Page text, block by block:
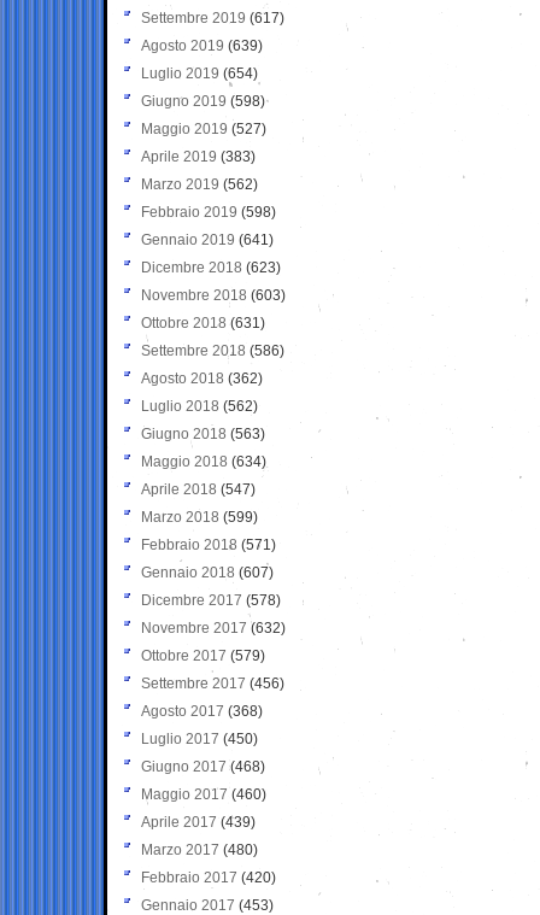
Settembre 2019 (617)
Agosto 2019 (639)
Luglio 2019 (654)
Giugno 2019 (598)
Maggio 2019 (527)
Aprile 2019 (383)
Marzo 2019 (562)
Febbraio 2019 (598)
Gennaio 2019 (641)
Dicembre 2018 (623)
Novembre 2018 (603)
Ottobre 2018 (631)
Settembre 2018 (586)
Agosto 2018 (362)
Luglio 2018 (562)
Giugno 2018 (563)
Maggio 2018 (634)
Aprile 2018 (547)
Marzo 2018 (599)
Febbraio 2018 (571)
Gennaio 2018 (607)
Dicembre 2017 (578)
Novembre 2017 (632)
Ottobre 2017 (579)
Settembre 2017 (456)
Agosto 2017 (368)
Luglio 2017 (450)
Giugno 2017 (468)
Maggio 2017 (460)
Aprile 2017 (439)
Marzo 2017 (480)
Febbraio 2017 (420)
Gennaio 2017 (453)